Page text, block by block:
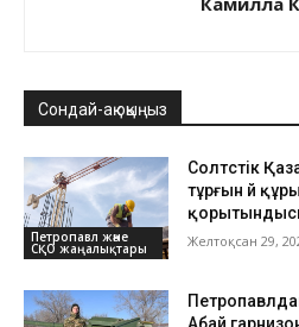
Сондай-ақ оқыңыз
Петропавл және
СҚО жаңалықтары
Солтүстік
тұрғын үй
Желтоқсан 29,